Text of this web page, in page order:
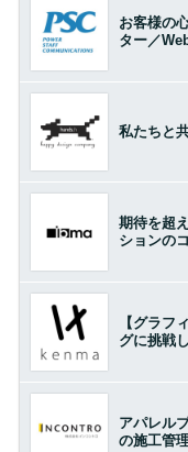
お客様の
ター／
私たちと
期待を超
ションの
【グラフ
グに挑戦
アパレル
の施工管